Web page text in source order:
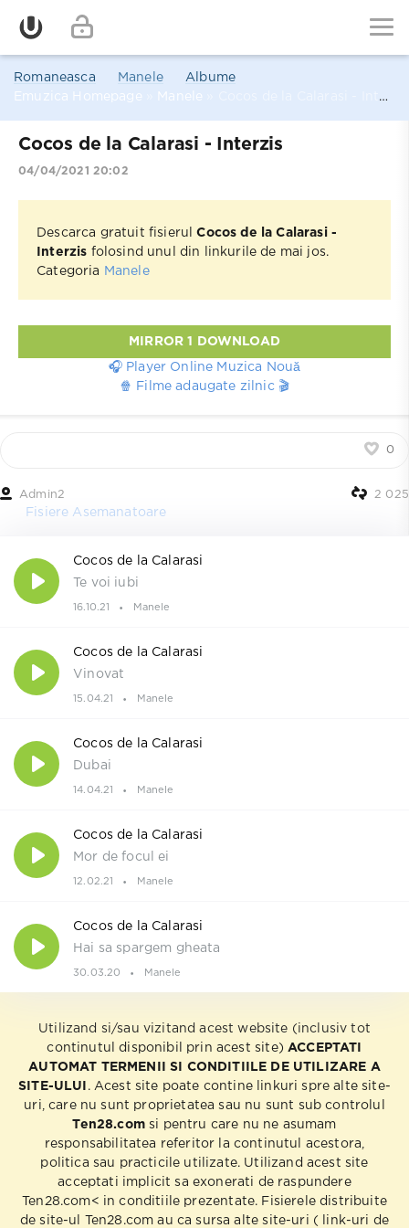
Romaneasca Manele
Albume
Emuzica Homepage
Manele
Cocos de la Calarasi - Interzis
04/04/2021 20:02
Descarca gratuit fisierulCocos de la Calarasi -
Interzis folosind unul din linkurile de mai jos.
Categoria
Manele
MIRROR 1 DOWNLOAD
🎧 Player Online Muzica Nouă
🍿 Filme adaugate zilnic 🎬
0
Admin2 2 025
Fisiere Asemanatoare
Cocos de la Calarasi
Te voi iubi
16.10.21 Manele
Cocos de la Calarasi
Vinovat
15.04.21 Manele
Cocos de la Calarasi
Dubai
14.04.21 Manele
Cocos de la Calarasi
Mor de focul ei
12.02.21 Manele
Cocos de la Calarasi
Hai sa spargem gheata
30.03.20 Manele
Utilizand si/sau vizitand acest website (inclusiv tot
continutul disponibil prin acest site) ACCEPTATI
AUTOMAT TERMENII SI CONDITIILE DE UTILIZARE A
SITE-ULUI
. Acest site poate contine linkuri spre alte site-
uri, care nu sunt proprietatea sau nu sunt sub controlul
Ten28.comsi pentru care nu ne asumam
responsabilitatea referitor la continutul acestora,
politica sau practicile utilizate. Utilizand acest site
acceptati implicit sa exonerati de raspundere
Ten28.com< in conditiile prezentate. Fisierele distribuite
de site-ul Ten28.com au ca sursa alte site-uri ( link-uri de